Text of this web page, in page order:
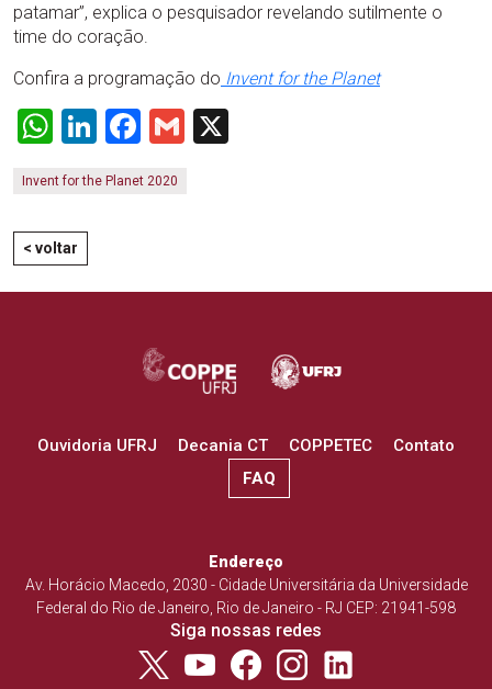
patamar”, explica o pesquisador revelando sutilmente o
time do coração.
Confira a programação do Invent for the Planet
WhatsApp
LinkedIn
Facebook
Gmail
Invent for the Planet 2020
< voltar
Ouvidoria UFRJ Decania CT COPPETEC
Contato
FAQ
Endereço
Av. Horácio Macedo, 2030 - Cidade Universitária da Universidade
Federal do Rio de Janeiro, Rio de Janeiro - RJ CEP: 21941-598
Siga nossas redes